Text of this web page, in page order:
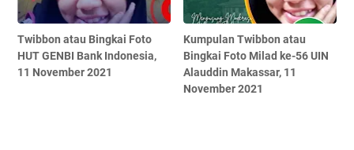
Twibbon atau Bingkai Foto
HUT GENBI Bank Indonesia,
11 November 2021
Kumpulan Twibbon atau
Bingkai Foto Milad ke-56 UIN
Alauddin Makassar, 11
November 2021